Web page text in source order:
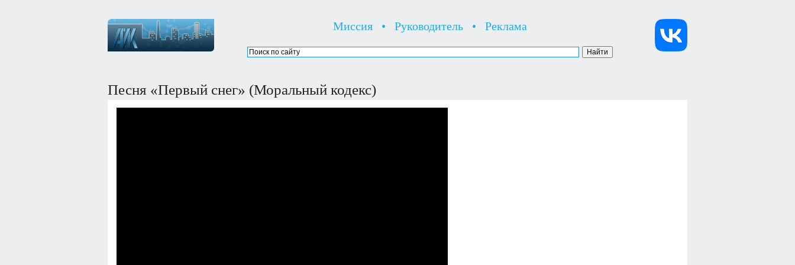
Миссия • Руководитель • Реклама
Песня «Первый снег» (Моральный кодекс)